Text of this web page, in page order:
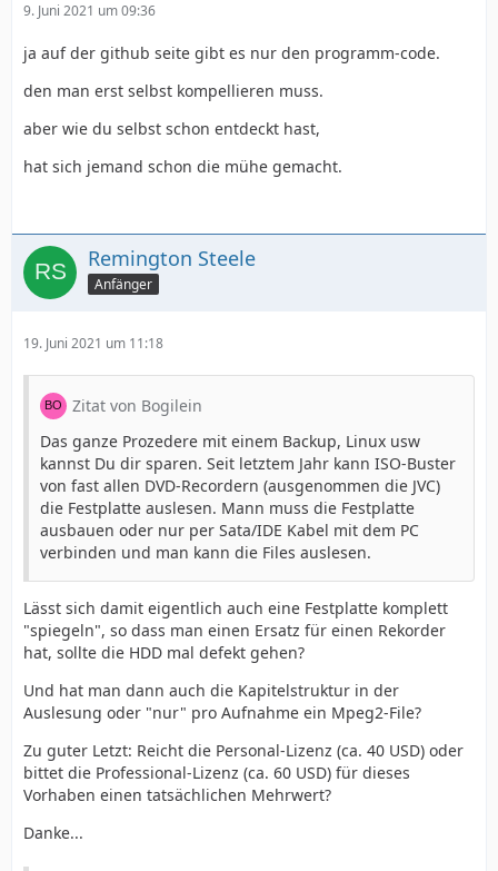
9. Juni 2021 um 09:36
ja auf der github seite gibt es nur den programm-code.
den man erst selbst kompellieren muss.
aber wie du selbst schon entdeckt hast,
hat sich jemand schon die mühe gemacht.
Remington Steele
Anfänger
19. Juni 2021 um 11:18
Zitat von Bogilein
Das ganze Prozedere mit einem Backup, Linux usw
kannst Du dir sparen. Seit letztem Jahr kann ISO-Buster
von fast allen DVD-Recordern (ausgenommen die JVC)
die Festplatte auslesen. Mann muss die Festplatte
ausbauen oder nur per Sata/IDE Kabel mit dem PC
verbinden und man kann die Files auslesen.
Lässt sich damit eigentlich auch eine Festplatte komplett
"spiegeln", so dass man einen Ersatz für einen Rekorder
hat, sollte die HDD mal defekt gehen?
Und hat man dann auch die Kapitelstruktur in der
Auslesung oder "nur" pro Aufnahme ein Mpeg2-File?
Zu guter Letzt: Reicht die Personal-Lizenz (ca. 40 USD) oder
bittet die Professional-Lizenz (ca. 60 USD) für dieses
Vorhaben einen tatsächlichen Mehrwert?
Danke...